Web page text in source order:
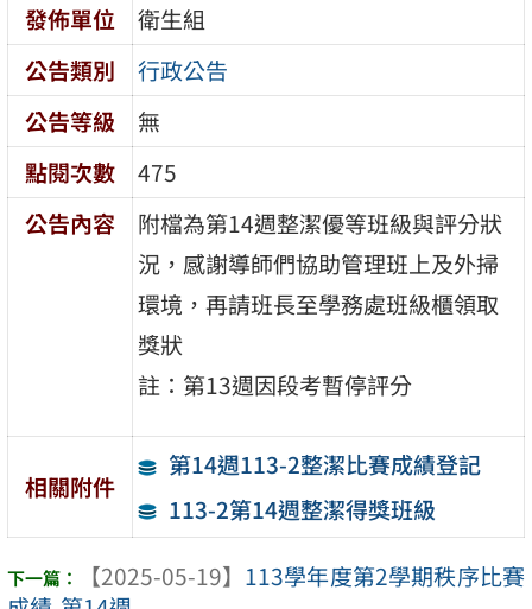
發佈單位
衛生組
公告類別
行政公告
公告等級
無
點閱次數
475
公告內容
附檔為第14週整潔優等班級與評分狀
況，感謝導師們協助管理班上及外掃
環境，再請班長至學務處班級櫃領取
獎狀
註：第13週因段考暫停評分
相關附件
第14週113-2整潔比賽成績登記
113-2第14週整潔得獎班級
【2025-05-19】 113學年度第2學期秩序比賽